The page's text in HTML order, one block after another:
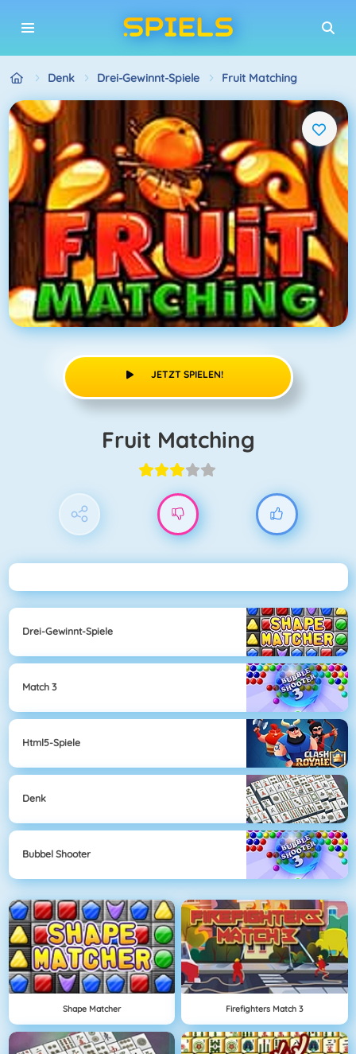
Denk Drei-Gewinnt-Spiele Fruit Matching
JETZT SPIELEN!
Fruit Matching
Drei-Gewinnt-Spiele
Match 3
Html5-Spiele
Denk
Bubbel Shooter
Shape Matcher Firefighters Match 3